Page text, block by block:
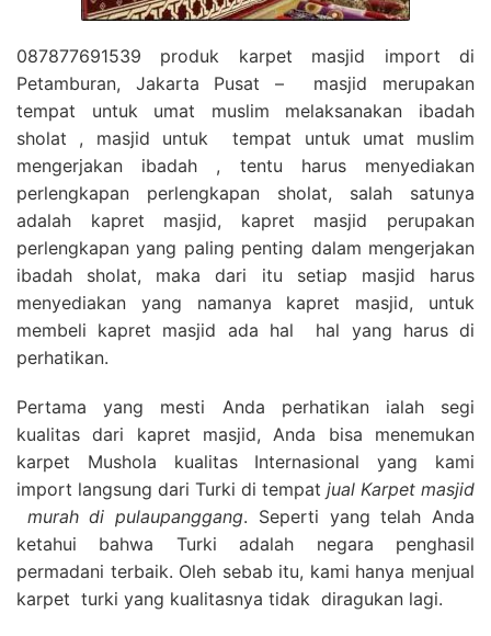
087877691539 produk karpet masjid import di
Petamburan, Jakarta Pusat – masjid merupakan
tempat untuk umat muslim melaksanakan ibadah
sholat , masjid untuk tempat untuk umat muslim
mengerjakan ibadah , tentu harus menyediakan
perlengkapan perlengkapan sholat, salah satunya
adalah kapret masjid, kapret masjid perupakan
perlengkapan yang paling penting dalam mengerjakan
ibadah sholat, maka dari itu setiap masjid harus
menyediakan yang namanya kapret masjid, untuk
membeli kapret masjid ada hal hal yang harus di
perhatikan.
Pertama yang mesti Anda perhatikan ialah segi
kualitas dari kapret masjid, Anda bisa menemukan
karpet Mushola kualitas Internasional yang kami
import langsung dari Turki di tempat jual Karpet masjid
murah di pulaupanggang. Seperti yang telah Anda
ketahui bahwa Turki adalah negara penghasil
permadani terbaik. Oleh sebab itu, kami hanya menjual
karpet turki yang kualitasnya tidak diragukan lagi.